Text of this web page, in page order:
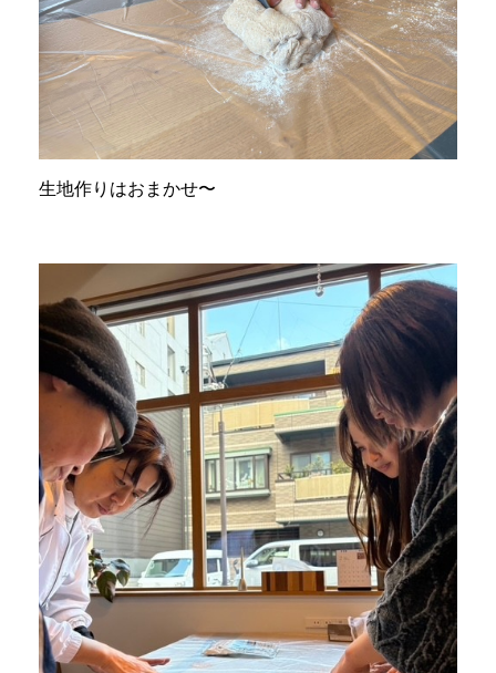
生地作りはおまかせ〜